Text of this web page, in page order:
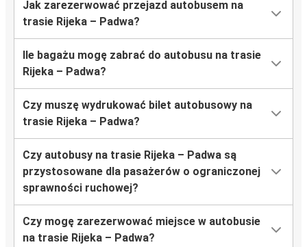
Jak zarezerwować przejazd autobusem na
trasie Rijeka – Padwa?
Ile bagażu mogę zabrać do autobusu na trasie
Rijeka – Padwa?
Czy muszę wydrukować bilet autobusowy na
trasie Rijeka – Padwa?
Czy autobusy na trasie Rijeka – Padwa są
przystosowane dla pasażerów o ograniczonej
sprawności ruchowej?
Czy mogę zarezerwować miejsce w autobusie
na trasie Rijeka – Padwa?